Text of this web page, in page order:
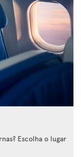
Escolha o lugar